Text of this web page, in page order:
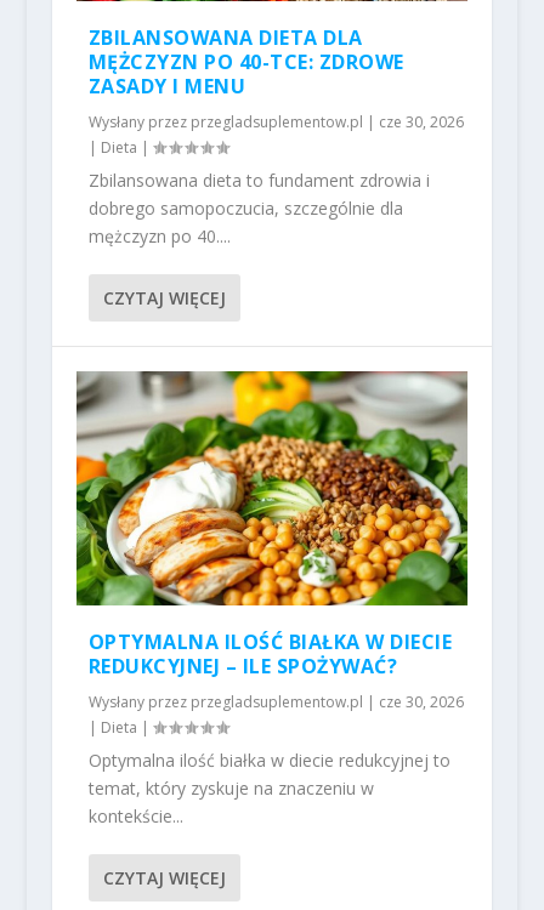
ZBILANSOWANA DIETA DLA
MĘŻCZYZN PO 40-TCE: ZDROWE
ZASADY I MENU
Wysłany przez przegladsuplementow.pl | cze 30, 2026
| Dieta |
Zbilansowana dieta to fundament zdrowia i
dobrego samopoczucia, szczególnie dla
mężczyzn po 40....
CZYTAJ WIĘCEJ
OPTYMALNA ILOŚĆ BIAŁKA W DIECIE
REDUKCYJNEJ – ILE SPOŻYWAĆ?
Wysłany przez przegladsuplementow.pl | cze 30, 2026
| Dieta |
Optymalna ilość białka w diecie redukcyjnej to
temat, który zyskuje na znaczeniu w
kontekście...
CZYTAJ WIĘCEJ